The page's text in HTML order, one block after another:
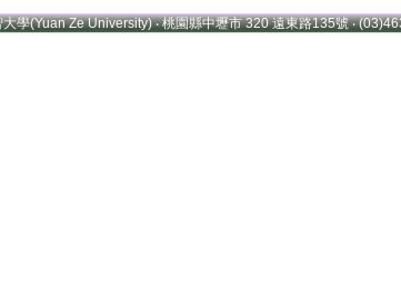
學(Yuan Ze University) ‧ 桃園縣中壢市 320 遠東路135號 ‧